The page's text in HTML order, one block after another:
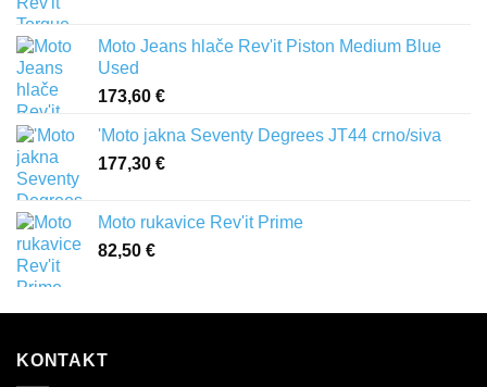
Moto Jeans hlače Rev'it Piston Medium Blue
Used
173,60 €
'Moto jakna Seventy Degrees JT44 crno/siva
177,30 €
Moto rukavice Rev'it Prime
82,50 €
KONTAKT